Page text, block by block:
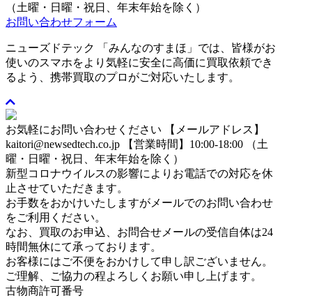
（土曜・日曜・祝日、年末年始を除く）
お問い合わせフォーム
ニューズドテック 「みんなのすまほ」では、皆様がお
使いのスマホをより気軽に安全に高価に買取依頼でき
るよう、携帯買取のプロがご対応いたします。
お気軽にお問い合わせください
【メールアドレス】
kaitori@newsedtech.co.jp
【営業時間】10:00-18:00 （土
曜・日曜・祝日、年末年始を除く）
新型コロナウイルスの影響によりお電話での対応を休
止させていただきます。
お手数をおかけいたしますがメールでのお問い合わせ
をご利用ください。
なお、買取のお申込、お問合せメールの受信自体は24
時間無休にて承っております。
お客様にはご不便をおかけして申し訳ございません。
ご理解、ご協力の程よろしくお願い申し上げます。
古物商許可番号